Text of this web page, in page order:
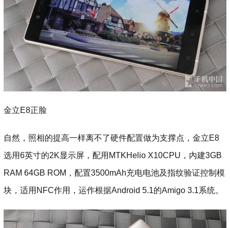
金立E8正脸
自然，照相的提高一样离不了硬件配置做为支撑点，金立E8
选用6英寸的2K显示屏，配用MTKHelio X10CPU，內建3GB
RAM 64GB ROM，配置3500mAh充电电池及指纹验证控制模
块，适用NFC作用，运作根据Android 5.1的Amigo 3.1系统。